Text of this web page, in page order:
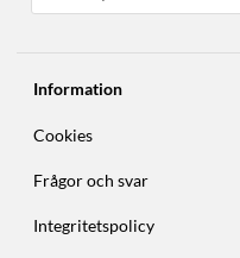
Information
Cookies
Frågor och svar
Integritetspolicy